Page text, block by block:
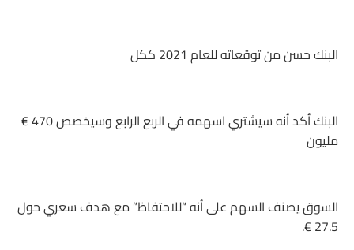
البنك حسن من توقعاته للعام 2021 ككل
البنك أكد أنه سيشتري اسهمه في الربع الرابع وسيخصص 470 €
مليون
السوق يصنف السهم على أنه “للاحتفاظ” مع هدف سعري حول
27.5 €.